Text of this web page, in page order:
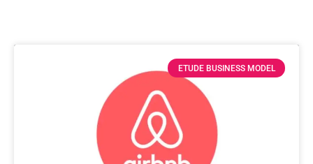
ETUDE BUSINESS MODEL